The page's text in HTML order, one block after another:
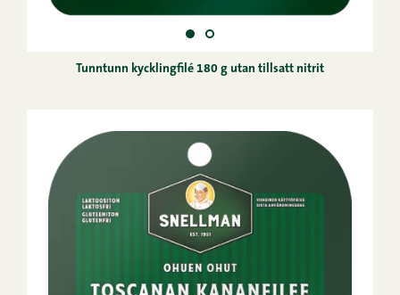
Tunntunn kycklingfilé 180 g utan tillsatt nitrit